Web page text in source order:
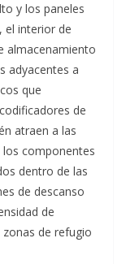
y los paneles
el interior de
almacenamiento
adyacentes a
que
de
atraen a las
los componentes
dentro de las
de descanso
de
de refugio